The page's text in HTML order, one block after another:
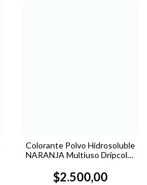
Colorante Polvo Hidrosoluble
NARANJA Multiuso Dripcolor
$2.500,00